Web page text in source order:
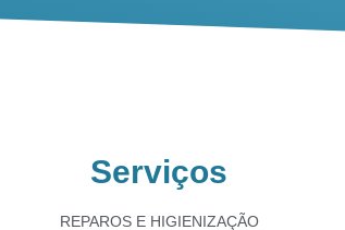
Serviços
REPAROS E HIGIENIZAÇÃO